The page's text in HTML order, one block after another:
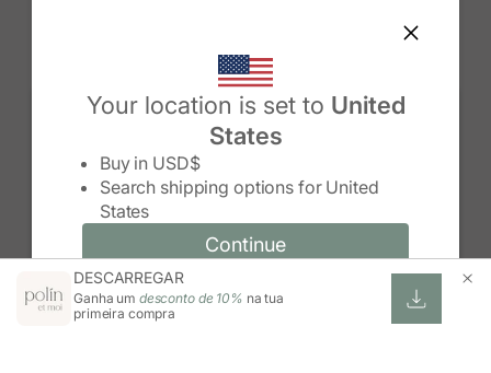
Your location is set to United
States
Buy in USD$
Search shipping options for United
States
Continue
Change country/region and language
Change country/region
Continue
TRINDADE E TOBAGO (TTD $)
TUNÍSIA (USD $)
TURQUEMENISTÃO (USD $)
TURQUIA (TRY ₺)
TUVALU (AUD $)
UGANDA (UGX USH)
URUGUAI (UYU $U)
USBEQUISTÃO (UZS SO'M)
VENEZUELA (USD $)
VIETNAME (VND ₫)
WALLIS E FUTUNA (XPF FR)
ZIMBABUÉ (USD $)
DESCARREGAR
Ganha um desconto de 10% na tua
primeira compra